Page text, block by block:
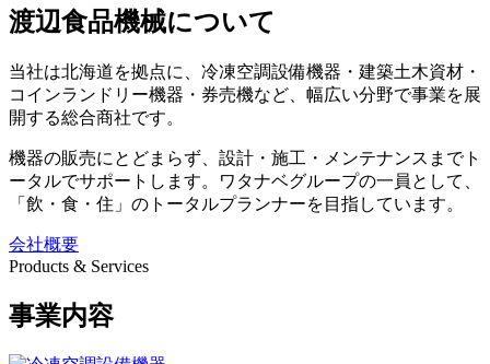
渡辺食品機械について
当社は北海道を拠点に、冷凍空調設備機器・建築土木資材・
コインランドリー機器・券売機など、幅広い分野で事業を展
開する総合商社です。
機器の販売にとどまらず、設計・施工・メンテナンスまでト
ータルでサポートします。ワタナベグループの一員として、
「飲・食・住」のトータルプランナーを目指しています。
会社概要
Products & Services
事業内容